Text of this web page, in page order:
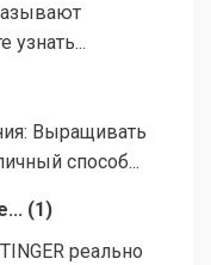
узнать...
Выращивать
способ...
(1 )
реально